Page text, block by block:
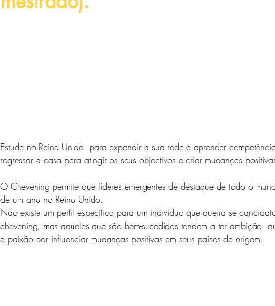
Estude no Reino Unido  para expandir a sua rede e aprender
regressar a casa para atingir os seus objectivos e criar mudanças
O Chevening permite que líderes emergentes de destaque de todo o
de um ano no Reino Unido.
Não existe um perfil específico para um indivíduo que queira se
chevening, mas aqueles que são bem-sucedidos tendem a ter ambição,
e paixão por influenciar mudanças positivas em seus países de origem.